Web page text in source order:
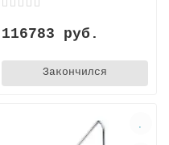
116783 руб.
Закончился